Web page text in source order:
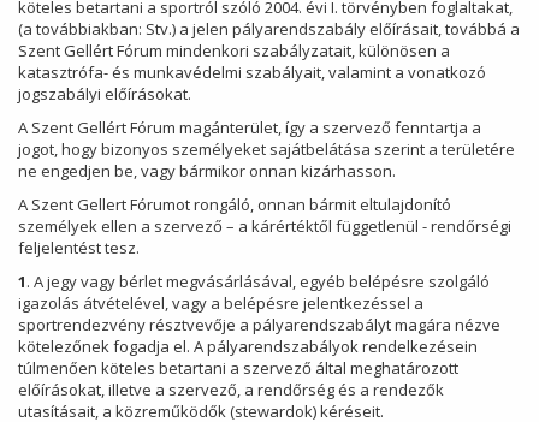
köteles betartani a sportról szóló 2004. évi I. törvényben foglaltakat,
(a továbbiakban: Stv.) a jelen pályarendszabály előírásait, továbbá a
Szent Gellért Fórum mindenkori szabályzatait, különösen a
katasztrófa- és munkavédelmi szabályait, valamint a vonatkozó
jogszabályi előírásokat.
A Szent Gellért Fórum magánterület, így a szervező fenntartja a
jogot, hogy bizonyos személyeket sajátbelátása szerint a területére
ne engedjen be, vagy bármikor onnan kizárhasson.
A Szent Gellert Fórumot rongáló, onnan bármit eltulajdonító
személyek ellen a szervező – a kárértéktől függetlenül - rendőrségi
feljelentést tesz.
1. A jegy vagy bérlet megvásárlásával, egyéb belépésre szolgáló
igazolás átvételével, vagy a belépésre jelentkezéssel a
sportrendezvény résztvevője a pályarendszabályt magára nézve
kötelezőnek fogadja el. A pályarendszabályok rendelkezésein
túlmenően köteles betartani a szervező által meghatározott
előírásokat, illetve a szervező, a rendőrség és a rendezők
utasításait, a közreműködők (stewardok) kéréseit.